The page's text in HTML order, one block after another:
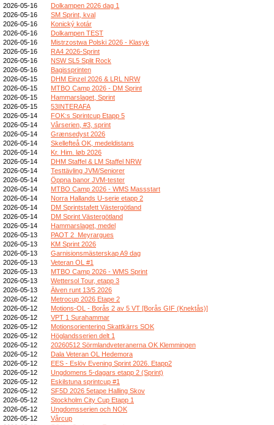
2026-05-16
Dolkampen 2026 dag 1
2026-05-16
SM Sprint, kval
2026-05-16
Konický kotár
2026-05-16
Dolkampen TEST
2026-05-16
Mistrzostwa Polski 2026 - Klasyk
2026-05-16
RA4 2026-Sprint
2026-05-16
NSW SL5 Split Rock
2026-05-16
Bagissprinten
2026-05-15
DHM Einzel 2026 & LRL NRW
2026-05-15
MTBO Camp 2026 - DM Sprint
2026-05-15
Hammarslaget, Sprint
2026-05-15
53INTERAFA
2026-05-14
FOK:s Sprintcup Etapp 5
2026-05-14
Vårserien, #3, sprint
2026-05-14
Grænsedyst 2026
2026-05-14
Skellefteå OK, medeldistans
2026-05-14
Kr. Him. løb 2026
2026-05-14
DHM Staffel & LM Staffel NRW
2026-05-14
Testtävling JVM/Seniorer
2026-05-14
Öppna banor JVM-tester
2026-05-14
MTBO Camp 2026 - WMS Massstart
2026-05-14
Norra Hallands U-serie etapp 2
2026-05-14
DM Sprintstafett Västergötland
2026-05-14
DM Sprint Västergötland
2026-05-14
Hammarslaget, medel
2026-05-13
PAOT 2_Meyrargues
2026-05-13
KM Sprint 2026
2026-05-13
Garnisionsmästerskap A9 dag
2026-05-13
Veteran OL #1
2026-05-13
MTBO Camp 2026 - WMS Sprint
2026-05-13
Wettersol Tour, etapp 3
2026-05-13
Älven runt 13/5 2026
2026-05-12
Metrocup 2026 Etape 2
2026-05-12
Motions-OL - Borås 2 av 5 VT [Borås GIF (Knektås)]
2026-05-12
VPT 1 Surahammar
2026-05-12
Motionsorientering Skattkärrs SOK
2026-05-12
Höglandsserien delt 1
2026-05-12
20260512 Sörmlandveteranerna OK Klemmingen
2026-05-12
Dala Veteran OL Hedemora
2026-05-12
EES - Eslöv Evening Sprint 2026. Etapp2
2026-05-12
Ungdomens 5-dagars etapp 2 (Sprint)
2026-05-12
Eskilstuna sprintcup #1
2026-05-12
SF5D 2026 5etape Halling Skov
2026-05-12
Stockholm City Cup Etapp 1
2026-05-12
Ungdomsserien och NOK
2026-05-12
Vårcup